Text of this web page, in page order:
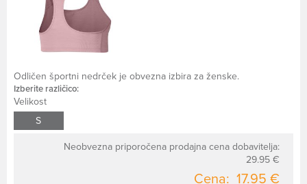
Odličen športni nedrček je obvezna izbira za ženske.
Izberite različico:
Velikost
S
Neobvezna priporočena prodajna cena dobavitelja:
29.95 €
Cena: 17.95 €